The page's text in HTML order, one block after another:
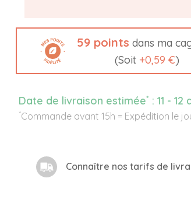
59points dans ma
(Soit +0,59 €)
Date de livraison estimée* : 11 - 12
*Commande avant 15h = Expédition le
Connaître nos tarifs de